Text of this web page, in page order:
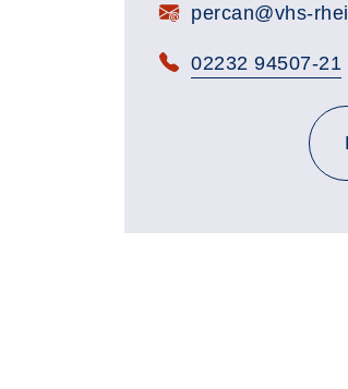
E-Mail:percan@vhs-
Telefon:
02232 94507-21